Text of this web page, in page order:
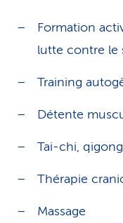
Formation
lutte contre le
Training
Détente
Tai-chi, qigong
Thérapie
Massage